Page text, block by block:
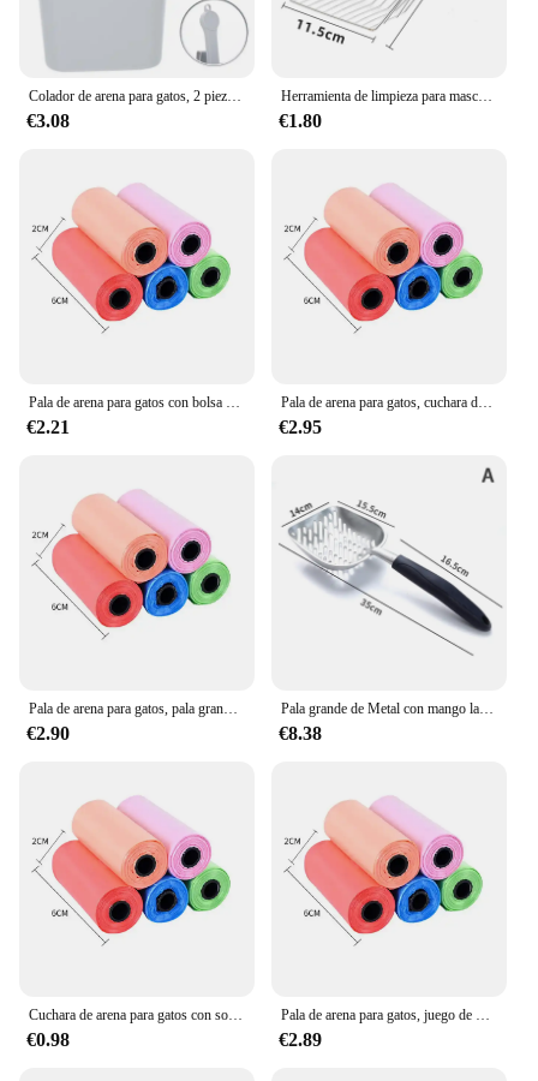
€3.08
Herramienta de limpieza para mascotas, pala de arena para gatos de aleación de aluminio y Metal, mango duradero de acero inoxidable, pala para excrementos de mascotas, 1 Uds.
€1.80
€2.21
Pala de arena para gatos, cuchara de Metal autolimpiante con gancho, tamizadora portátil de acero inoxidable, herramienta de limpieza de inodoro para gatitos
€2.95
€2.90
Pala grande de Metal con mango largo para arena de gato, herramienta de limpieza profunda para mascotas
€8.38
€0.98 €2.89